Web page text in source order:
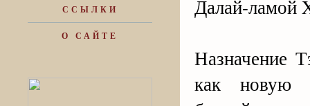
ССЫЛКИ
О САЙТЕ
Далай-ламой
Назначение
как новую